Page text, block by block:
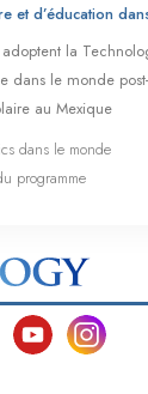
et d’éducation
la
dans le monde
au Mexique
dans le monde
programme